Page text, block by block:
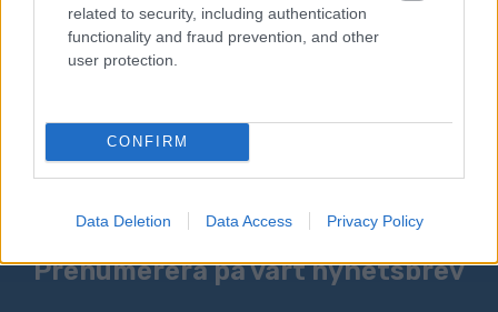
related to security, including authentication
functionality and fraud prevention, and other
user protection.
CONFIRM
Data Deletion Data Access Privacy Policy
Nu är det inte så och då hittar vi den största
dramaturgin i individuella tävlingar.
Prenumerera på vårt nyhetsbrev